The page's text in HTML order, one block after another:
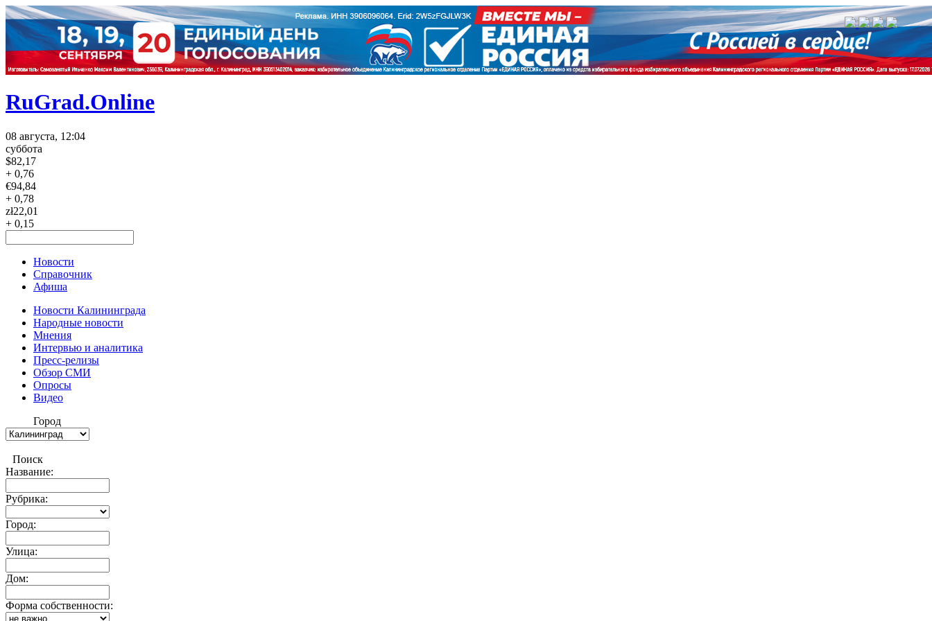
RuGrad.Online
08 августа, 12:04
суббота
$82,17
+ 0,76
€94,84
+ 0,78
zł22,01
+ 0,15
Новости
Справочник
Афиша
Новости Калининграда
Народные новости
Мнения
Интервью и аналитика
Пресс-релизы
Обзор СМИ
Опросы
Видео
Город
Поиск
Название:
Рубрика:
Город:
Улица:
Дом:
Форма собственности: